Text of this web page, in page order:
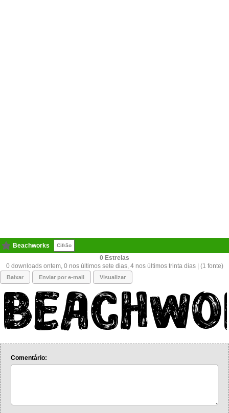
Beachworks Cifrão
0
0 downloads ontem, 0 nos últimos sete dias, 4 nos últimos trinta dias | (1 fonte)
Baixar Enviar por e-mail Visualizar
Comentário: